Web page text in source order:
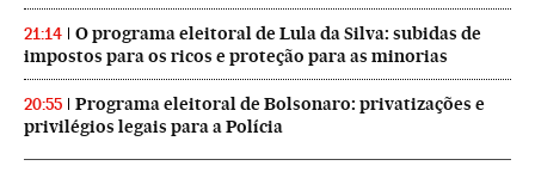
21:14
O programa eleitoral de Lula da Silva: subidas de
impostos para os ricos e proteção para as minorias
20:55
Programa eleitoral de Bolsonaro: privatizações e
privilégios legais para a Polícia